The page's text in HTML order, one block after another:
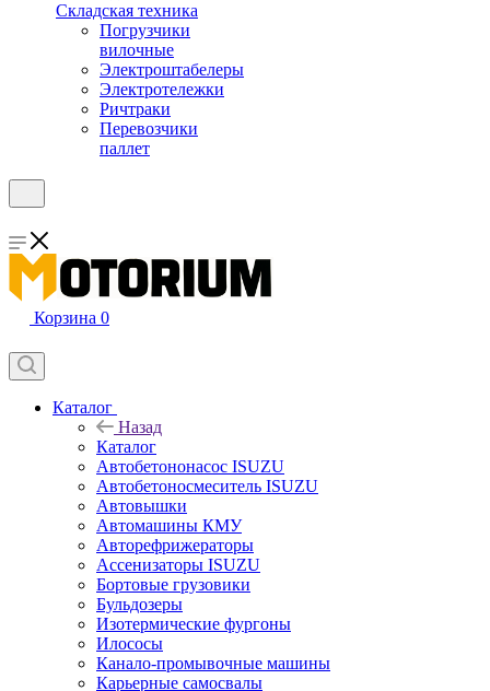
Складская техника
Погрузчики
вилочные
Электроштабелеры
Электротележки
Ричтраки
Перевозчики
паллет
Корзина 0
Каталог
Назад
Каталог
Автобетононасос ISUZU
Автобетоносмеситель ISUZU
Автовышки
Автомашины КМУ
Авторефрижераторы
Ассенизаторы ISUZU
Бортовые грузовики
Бульдозеры
Изотермические фургоны
Илососы
Канало-промывочные машины
Карьерные самосвалы